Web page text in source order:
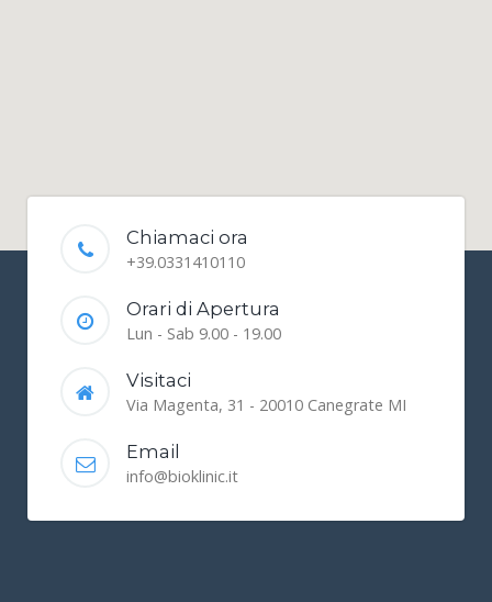
Chiamaci ora
+39.0331410110
Orari di Apertura
Lun - Sab 9.00 - 19.00
Visitaci
Via Magenta, 31 - 20010 Canegrate MI
Email
info@bioklinic.it